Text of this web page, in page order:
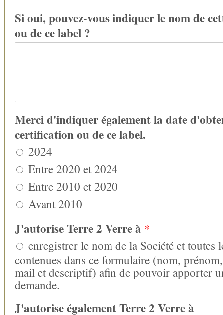
Si oui, pouvez-vous indiquer le nom de
ou de ce label ?
Merci d'indiquer également la date
certification ou de ce label.
2024
Entre 2020 et 2024
Entre 2010 et 2020
Avant 2010
J'autorise Terre 2 Verre à *
enregistrer le nom de la Société et toutes
contenues dans ce formulaire (nom,
mail et descriptif) afin de pouvoir apporter
demande.
J'autorise également Terre 2 Verre à